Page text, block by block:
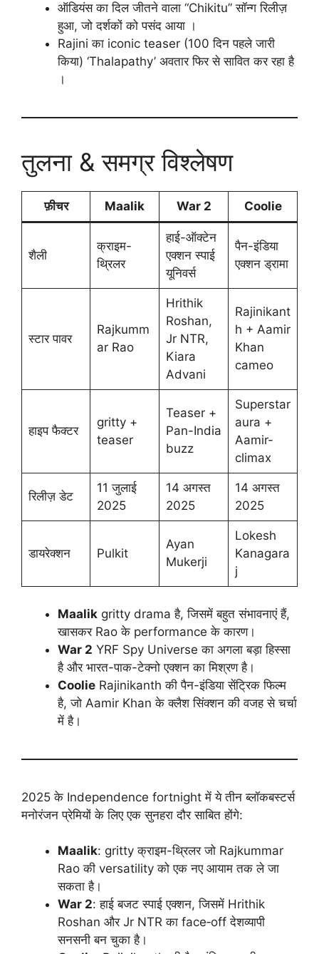
ऑडियंस का दिल जीतने वाला “Chikitu” सॉन्ग रिलीज़
हुआ, जो दर्शकों को पसंद आया ।
Rajini का iconic teaser (100 दिन पहले जारी
किया) ‘Thalapathy’ अवतार फिर से सावित कर रहा है
।
तुलना & समग्र विश्लेषण
फ़ीचर Maalik War 2 Coolie
शैली
क्राइम-
थ्रिलर
हाई-ऑक्टेन
एक्शन स्पाई
यूनिवर्स
पैन-इंडिया
एक्शन ड्रामा
स्टार पावर
Rajkumm
ar Rao
Hrithik
Roshan,
Jr NTR,
Kiara
Advani
Rajinikant
h + Aamir
Khan
cameo
हाइप फैक्टर
gritty +
teaser
Teaser +
Pan-India
buzz
Superstar
aura +
Aamir-
climax
रिलीज़ डेट
11 जुलाई
2025
14 अगस्त
2025
14 अगस्त
2025
डायरेक्शन Pulkit
Ayan
Mukerji
Lokesh
Kanagara
j
Maalik gritty drama है, जिसमें बहुत संभावनाएं हैं,
खासकर Rao के performance के कारण।
War 2 YRF Spy Universe का अगला बड़ा हिस्सा
है और भारत-पाक-टेक्नो एक्शन का मिश्रण है।
Coolie Rajinikanth की पैन-इंडिया सेंट्रिक फिल्म
है, जो Aamir Khan के क्लैश सिंक्शन की वजह से चर्चा
में है।
2025 के Independence fortnight में ये तीन ब्लॉकबस्टर्स
मनोरंजन प्रेमियों के लिए एक सुनहरा दौर साबित होंगे:
Maalik: gritty क्राइम-थ्रिलर जो Rajkummar
Rao की versatility को एक नए आयाम तक ले जा
सकता है।
War 2: हाई बजट स्पाई एक्शन, जिसमें Hrithik
Roshan और Jr NTR का face‑off देशव्यापी
सनसनी बन चुका है।